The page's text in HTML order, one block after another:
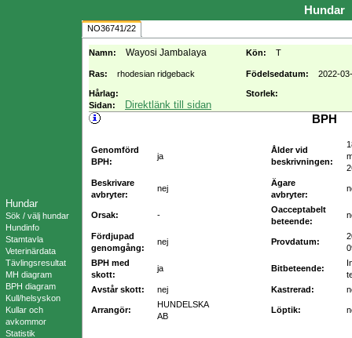
Hundar
Sök / välj hundar
Hundinfo
Stamtavla
Veterinärdata
Tävlingsresultat
MH diagram
BPH diagram
Kull/helsyskon
Kullar och
avkommor
Statistik
Hundar
NO36741/22
Namn: Wayosi Jambalaya Kön: T
Ras: rhodesian ridgeback Födelsedatum: 2022-
Hårlag:
Storlek:
Sidan:
Direktlänk till sidan
BPH
Genomförd
BPH:
ja
Ålder vid
beskrivningen:
Beskrivare
avbryter:
nej
Ägare
avbryter:
Orsak: -
Oacceptabelt
beteende:
Fördjupad
genomgång:
nej Provdatum:
BPH med
skott:
ja Bitbeteende:
Avstår skott:
nej Kastrerad:
Arrangör:
HUNDELSKA
AB
Löptik: